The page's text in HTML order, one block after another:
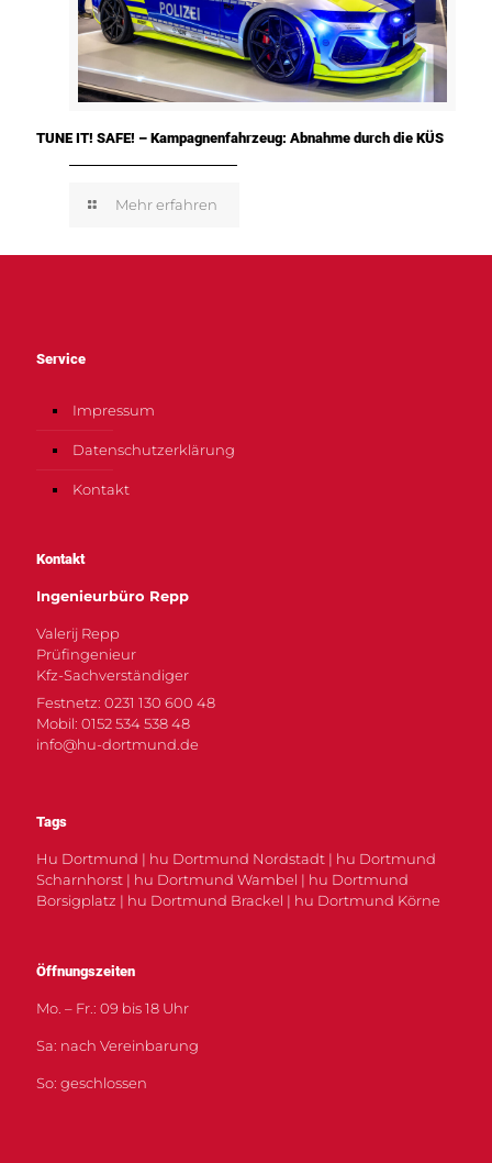
TUNE IT! SAFE! – Kampagnenfahrzeug: Abnahme durch die KÜS
Mehr erfahren
Service
Impressum
Datenschutzerklärung
Kontakt
Kontakt
Ingenieurbüro Repp
Valerij Repp
Prüfingenieur
Kfz-Sachverständiger
Festnetz: 0231 130 600 48
Mobil: 0152 534 538 48
info@hu-dortmund.de
Tags
Hu Dortmund | hu Dortmund Nordstadt | hu Dortmund
Scharnhorst | hu Dortmund Wambel | hu Dortmund
Borsigplatz | hu Dortmund Brackel | hu Dortmund Körne
Öffnungszeiten
Mo. – Fr.: 09 bis 18 Uhr
Sa: nach Vereinbarung
So: geschlossen